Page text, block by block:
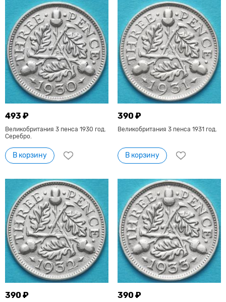
493 ₽
Великобритания 3 пенса 1930 год.
Серебро.
В корзину
390 ₽
Великобритания 3 пенса 1931 год.
В корзину
390 ₽ 390 ₽